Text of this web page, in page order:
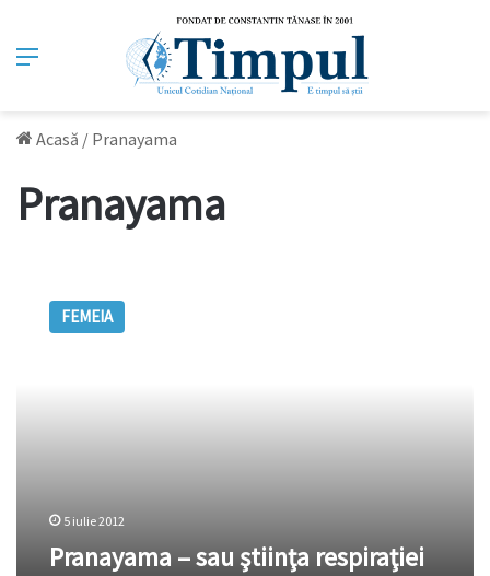
Meniu
Acasă / Pranayama
Pranayama
FEMEIA
5 iulie 2012
Pranayama – sau ştiinţa respiraţiei